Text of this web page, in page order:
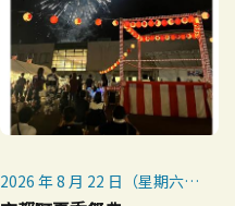
2026 年 8 月 22 日（星期六）